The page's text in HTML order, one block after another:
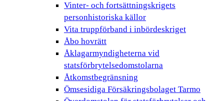
Vinter- och fortsättningskrigets
personhistoriska källor
Vita truppförband i inbördeskriget
Åbo hovrätt
Åklagarmyndigheterna vid
statsförbrytelsedomstolarna
Åtkomstbegränsning
Ömsesidiga Försäkringsbolaget Tarmo